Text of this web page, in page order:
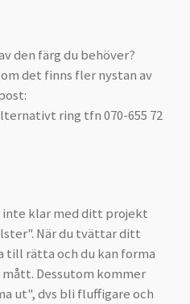
den färg du behöver?
det finns fler nystan av
ring tfn 070-655 72
inte klar med ditt projekt
När du tvättar ditt
till rätta och du kan forma
Dessutom kommer
ut", dvs bli fluffigare och